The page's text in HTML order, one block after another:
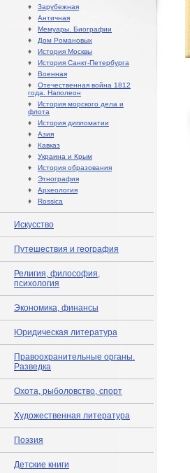
♦ Зарубежная
♦ Античная
♦ Мемуары. Биографии
♦ Дом Романовых
♦ История Москвы
♦ История Санкт-Петербурга
♦ Военная
♦ Отечественная война 1812
года. Наполеон
♦ История морского дела и
флота
♦ История дипломатии
♦ Азия
♦ Кавказ
♦ Украина и Крым
♦ История образования
♦ Этнография
♦ Археология
♦ Rossica
Искусство
Путешествия и география
Религия, философия,
психология
Экономика, финансы
Юридическая литература
Правоохранительные органы.
Разведка
Охота, рыболовство, спорт
Художественная литература
Поэзия
Детские книги